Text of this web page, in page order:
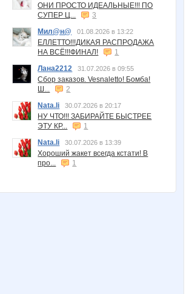
ОНИ ПРОСТО ИДЕАЛЬНЫЕ!!! ПО
СУПЕР Ц...
3
Мил@н@
01.08.2026 в 13:22
ЕЛЛЕТТО!!!ДИКАЯ РАСПРОДАЖА
НА ВСЁ!!!ФИНАЛ!
1
Лана2212
31.07.2026 в 09:55
Сбор заказов. Vesnaletto! Бомба!
Ш...
2
Nata.li
30.07.2026 в 20:17
НУ ЧТО!!! ЗАБИРАЙТЕ БЫСТРЕЕ
ЭТУ КР...
1
Nata.li
30.07.2026 в 13:39
Хороший жакет всегда кстати! В
про...
1